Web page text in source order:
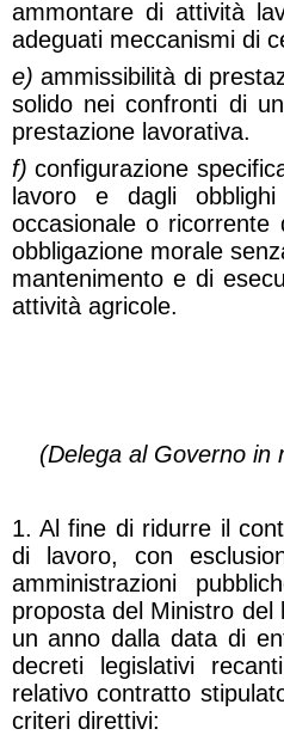
ammontare di attività
adeguati meccanismi di
e) ammissibilità di
solido nei confronti di
prestazione lavorativa.
f) configurazione
lavoro e dagli
occasionale o
obbligazione morale
mantenimento e di
attività agricole.
(Delega al Governo in
1. Al fine di ridurre il
di lavoro, con
amministrazioni
proposta del Ministro
un anno dalla data di
decreti legislativi
relativo contratto
criteri direttivi: